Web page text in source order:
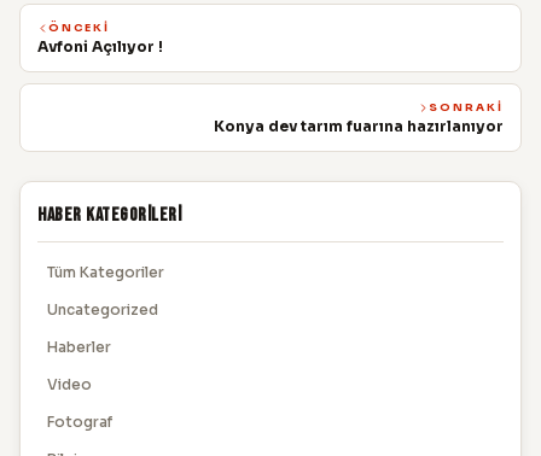
ÖNCEKI
Avfoni Açılıyor !
SONRAKI
Konya dev tarım fuarına hazırlanıyor
Haber Kategorileri
Tüm Kategoriler
Uncategorized
Haberler
Video
Fotograf